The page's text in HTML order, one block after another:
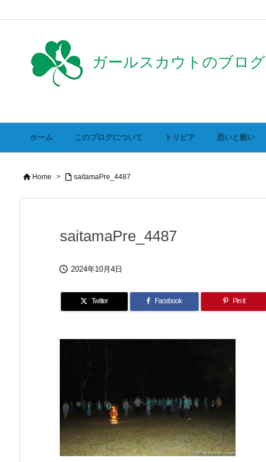
ガールスカウトのブログ
ホーム このブログについて トリビア 思いと願い
 Home >  saitamaPre_4487
saitamaPre_4487
 2024年10月4日
Twitter Facebook Pin it